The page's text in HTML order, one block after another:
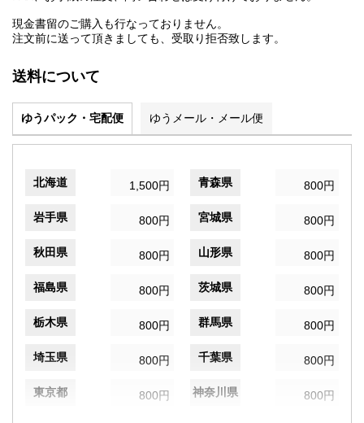
現金書留のご購入も行なっておりません。
注文前に送って頂きましても、受取り拒否致します。
送料について
ゆうパック・宅配便 ゆうメール・メール便
北海道 1,500円 青森県 800円
岩手県 800円 宮城県 800円
秋田県 800円 山形県 800円
福島県 800円 茨城県 800円
栃木県 800円 群馬県 800円
埼玉県 800円 千葉県 800円
東京都 800円 神奈川県 800円